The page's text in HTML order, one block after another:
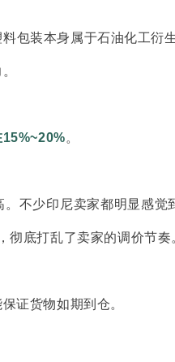
包装本身属于石油化工
15%~20%。
少印尼卖家都明显感觉
彻底打乱了卖家的调价节奏
证货物如期到仓。